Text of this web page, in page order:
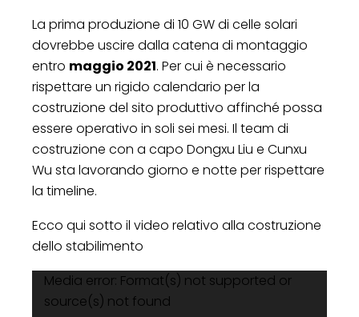
La prima produzione di 10 GW di celle solari
dovrebbe uscire dalla catena di montaggio
entro maggio 2021. Per cui è necessario
rispettare un rigido calendario per la
costruzione del sito produttivo affinché possa
essere operativo in soli sei mesi. Il team di
costruzione con a capo Dongxu Liu e Cunxu
Wu sta lavorando giorno e notte per rispettare
la timeline.
Ecco qui sotto il video relativo alla costruzione
dello stabilimento
Video
Player
Media error: Format(s) not supported or
source(s) not found